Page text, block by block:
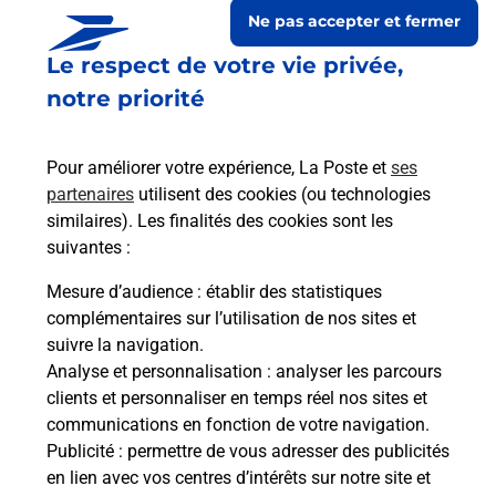
Le respect de votre vie privée,
notre priorité
Pour améliorer votre expérience, La Poste et ses
partenaires utilisent des cookies (ou technologies
similaires). Les finalités des cookies sont les
suivantes :
Mesure d’audience : établir des statistiques
complémentaires sur l’utilisation de nos sites et
suivre la navigation.
Analyse et personnalisation : analyser les parcours
clients et personnaliser en temps réel nos sites et
communications en fonction de votre navigation.
Publicité : permettre de vous adresser des publicités
en lien avec vos centres d’intérêts sur notre site et
Ne pas accepter et fermer
Collecte du courrier aujourd'hui à 09h00
Le Village
32380 Casteron
Itinéraire
Le lien s'ouvre dans un nouvel onglet